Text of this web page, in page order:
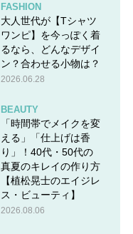
FASHION
大人世代が【Tシャツ
ワンピ】を今っぽく着
るなら、どんなデザイ
ン？合わせる小物は？
2026.06.28
BEAUTY
「時間帯でメイクを変
える」「仕上げは香
り」！40代・50代の
真夏のキレイの作り方
【植松晃士のエイジレ
ス・ビューティ】
2026.08.06